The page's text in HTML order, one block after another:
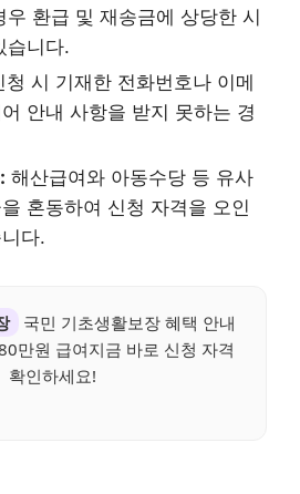
우 환급 및 재송금에 상당한 시
습니다.
청 시 기재한 전화번호나 이메
안내 사항을 받지 못하는 경
해산급여와 아동수당 등 유사
혼동하여 신청 자격을 오인
다.
국민 기초생활보장 혜택 안내
만원 급여지금 바로 신청 자격
확인하세요!